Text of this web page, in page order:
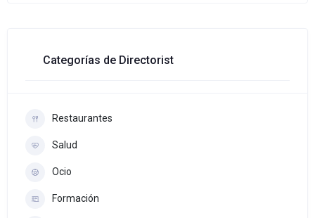
Categorías de Directorist
Restaurantes
Salud
Ocio
Formación